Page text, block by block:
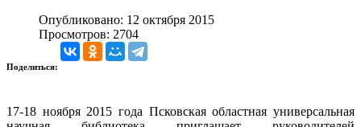
Опубликовано: 12 октября 2015
Просмотров: 2704
Поделиться:
17-18 ноября 2015 года Псковская областная универсальная